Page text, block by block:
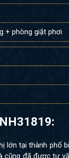
+ phòng giặt phơi
tại thành phố
đã được tư